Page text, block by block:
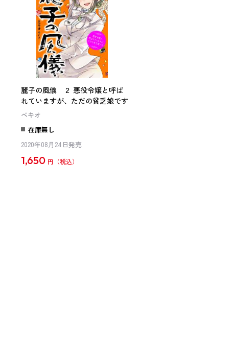
麗子の風儀 ２ 悪役令嬢と呼ば
れていますが、ただの貧乏娘です
ベキオ
在庫無し
2020年08月24日発売
1,650 円